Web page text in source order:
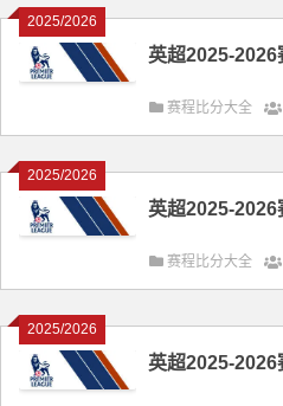
2025/2026
英超2025-
赛程比分大全
2025/2026
英超2025-
赛程比分大全
2025/2026
英超2025-